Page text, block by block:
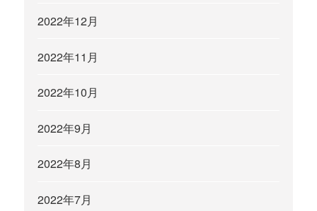
2022年12月
2022年11月
2022年10月
2022年9月
2022年8月
2022年7月